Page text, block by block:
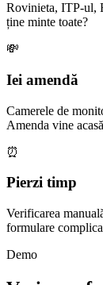
Rovinieta, ITP-ul,
ține minte toate?
💸
Iei amendă
Camerele de
Amenda vine
⏰
Pierzi timp
Verificarea
formulare
Demo